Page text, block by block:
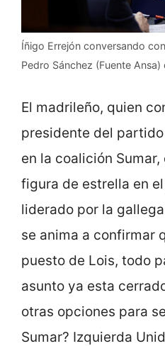
Íñigo Errejón conversando
Pedro Sánchez (Fuente
El madrileño, quien
presidente del partido
en la coalición
figura de estrella en
liderado por la
se anima a confirmar
puesto de Lois, todo
asunto ya esta
otras opciones para
Sumar? Izquierda